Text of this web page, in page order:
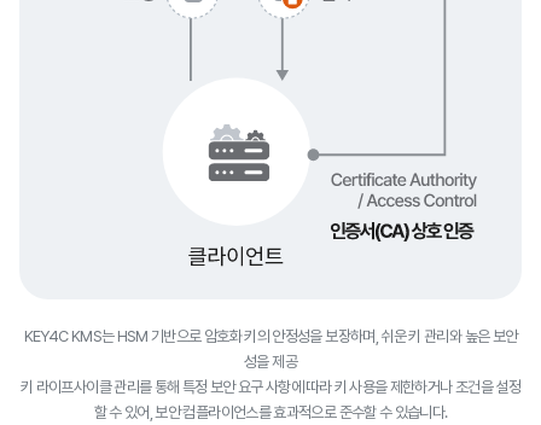
KEY4C KMS는 HSM 기반으로 암호화 키의 안정성을 보장하며, 쉬운 키 관리와 높은 보안
성을 제공
키 라이프사이클 관리를 통해 특정 보안 요구 사항에 따라 키 사용을 제한하거나 조건을 설정
할 수 있어, 보안 컴플라이언스를 효과적으로 준수할 수 있습니다.